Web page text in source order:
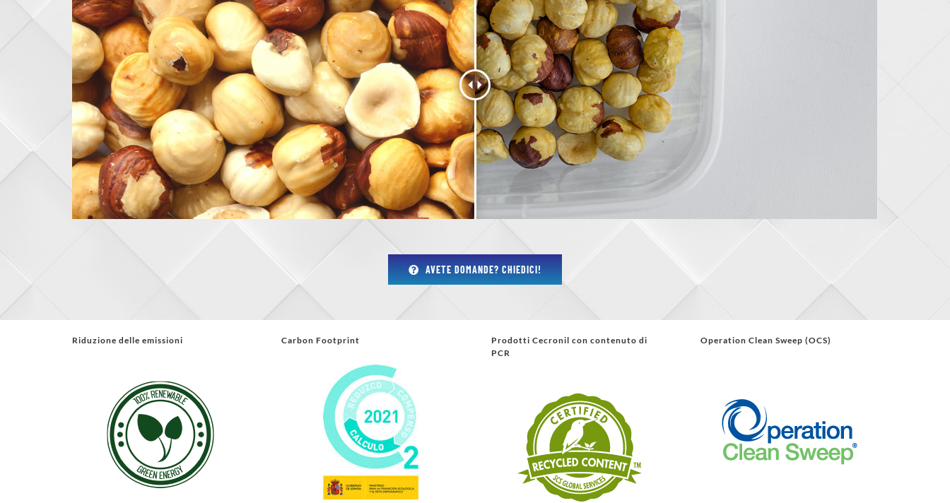
AVETE DOMANDE? CHIEDICI!
Riduzione delle emissioni Carbon Footprint
Prodotti Cecronil con contenuto di
PCR
Operation Clean Sweep (OCS)